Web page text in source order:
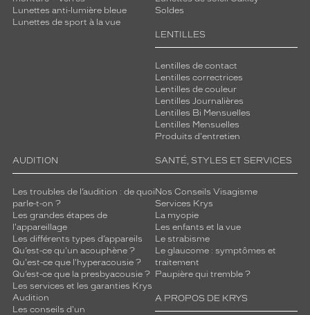
Lunettes anti-lumière bleue
Lunettes de sport à la vue
Soldes
LENTILLES
Lentilles de contact
Lentilles correctrices
Lentilles de couleur
Lentilles Journalières
Lentilles Bi Mensuelles
Lentilles Mensuelles
Produits d'entretien
AUDITION
Les troubles de l’audition : de quoi
parle-t-on ?
Les grandes étapes de
l'appareillage
Les différents types d’appareils
Qu’est-ce qu'un acouphène ?
Qu'est-ce que l'hyperacousie ?
Qu’est-ce que la presbyacousie ?
Les services et les garanties Krys
Audition
Les conseils d'un
SANTÉ, STYLES ET SERVICES
Nos Conseils Visagisme
Services Krys
La myopie
Les enfants et la vue
Le strabisme
Le glaucome : symptômes et
traitement
Paupière qui tremble ?
A PROPOS DE KRYS